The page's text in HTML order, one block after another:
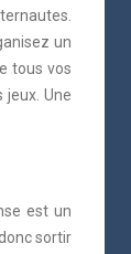
un
tous vos
Une
est un
sortir